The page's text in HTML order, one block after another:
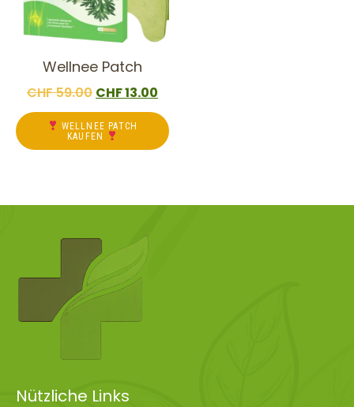
Wellnee Patch
CHF59.00 CHF13.00
WELLNEE PATCH
KAUFEN
Nützliche Links